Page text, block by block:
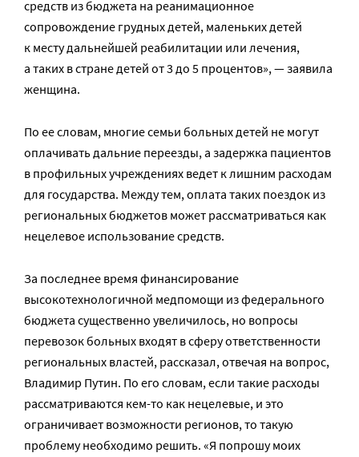
средств из бюджета на реанимационное
сопровождение грудных детей, маленьких детей
к месту дальнейшей реабилитации или лечения,
а таких в стране детей от 3 до 5 процентов», — заявила
женщина.
По ее словам, многие семьи больных детей не могут
оплачивать дальние переезды, а задержка пациентов
в профильных учреждениях ведет к лишним расходам
для государства. Между тем, оплата таких поездок из
региональных бюджетов может рассматриваться как
нецелевое использование средств.
За последнее время финансирование
высокотехнологичной медпомощи из федерального
бюджета существенно увеличилось, но вопросы
перевозок больных входят в сферу ответственности
региональных властей, рассказал, отвечая на вопрос,
Владимир Путин. По его словам, если такие расходы
рассматриваются кем-то как нецелевые, и это
ограничивает возможности регионов, то такую
проблему необходимо решить. «Я попрошу моих